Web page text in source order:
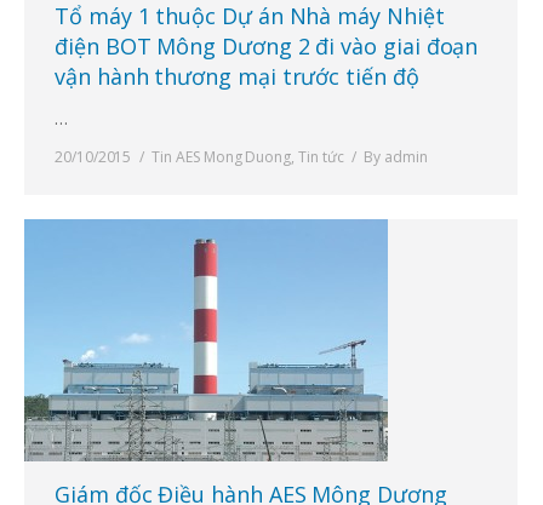
Tổ máy 1 thuộc Dự án Nhà máy Nhiệt
điện BOT Mông Dương 2 đi vào giai đoạn
vận hành thương mại trước tiến độ
…
20/10/2015 Tin AES Mong Duong, Tin tức By admin
Giám đốc Điều hành AES Mông Dương